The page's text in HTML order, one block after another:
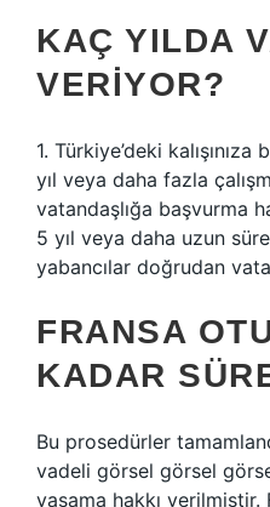
KAÇ YILDA
VERIYOR?
1. Türkiye’deki
yıl veya daha fazla
vatandaşlığa başvurma
5 yıl veya daha uzun
yabancılar doğrudan
FRANSA
KADAR
Bu prosedürler
vadeli görsel görsel
yaşama hakkı verilmiştir.